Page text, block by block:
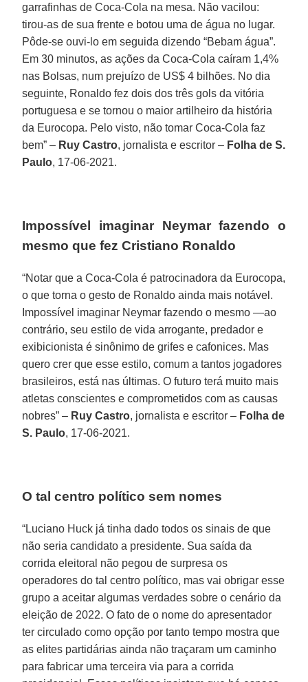
garrafinhas de Coca-Cola na mesa. Não vacilou:
tirou-as de sua frente e botou uma de água no lugar.
Pôde-se ouvi-lo em seguida dizendo “Bebam água”.
Em 30 minutos, as ações da Coca-Cola caíram 1,4%
nas Bolsas, num prejuízo de US$ 4 bilhões. No dia
seguinte, Ronaldo fez dois dos três gols da vitória
portuguesa e se tornou o maior artilheiro da história
da Eurocopa. Pelo visto, não tomar Coca-Cola faz
bem” – Ruy Castro, jornalista e escritor – Folha de S.
Paulo, 17-06-2021.
Impossível imaginar Neymar fazendo o
mesmo que fez Cristiano Ronaldo
“Notar que a Coca-Cola é patrocinadora da Eurocopa,
o que torna o gesto de Ronaldo ainda mais notável.
Impossível imaginar Neymar fazendo o mesmo —ao
contrário, seu estilo de vida arrogante, predador e
exibicionista é sinônimo de grifes e cafonices. Mas
quero crer que esse estilo, comum a tantos jogadores
brasileiros, está nas últimas. O futuro terá muito mais
atletas conscientes e comprometidos com as causas
nobres” – Ruy Castro, jornalista e escritor – Folha de
S. Paulo, 17-06-2021.
O tal centro político sem nomes
“Luciano Huck já tinha dado todos os sinais de que
não seria candidato a presidente. Sua saída da
corrida eleitoral não pegou de surpresa os
operadores do tal centro político, mas vai obrigar esse
grupo a aceitar algumas verdades sobre o cenário da
eleição de 2022. O fato de o nome do apresentador
ter circulado como opção por tanto tempo mostra que
as elites partidárias ainda não traçaram um caminho
para fabricar uma terceira via para a corrida